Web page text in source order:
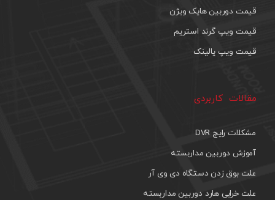
قیمت دوربین هایک ویژن
قیمت ویپ گرند استریم
قیمت ویپ یالینک
مقالات کاربردی
مشکلات رایج DVR
آموزش دوربین مداربسته
علت بوق زدن دستگاه دی وی آر
علت خرابی هارد دوربین مداربسته